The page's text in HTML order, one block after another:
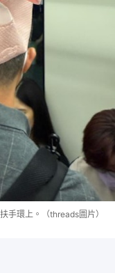
手環上。（threads圖片）